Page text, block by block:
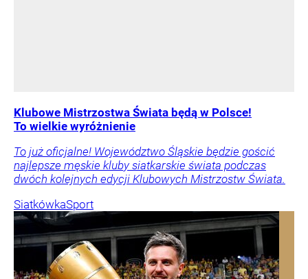
Klubowe Mistrzostwa Świata będą w Polsce!
To wielkie wyróżnienie
To już oficjalne! Województwo Śląskie będzie gościć
najlepsze męskie kluby siatkarskie świata podczas
dwóch kolejnych edycji Klubowych Mistrzostw Świata.
SiatkówkaSport